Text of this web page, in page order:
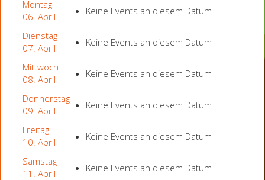
Montag
06. April
Keine Events an diesem Datum
Dienstag
07. April
Keine Events an diesem Datum
Mittwoch
08. April
Keine Events an diesem Datum
Donnerstag
09. April
Keine Events an diesem Datum
Freitag
10. April
Keine Events an diesem Datum
Samstag
11. April
Keine Events an diesem Datum